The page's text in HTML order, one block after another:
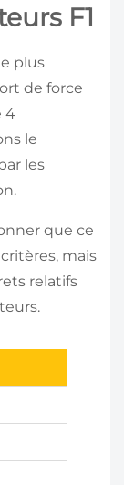
F1
plus
de force
4
le
les
que ce
mais
relatifs